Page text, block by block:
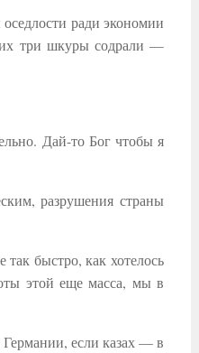
ради экономии
три шкуры содрали —
Дай-то Бог чтобы я
разрушения страны
быстро, как хотелось
этой еще масса, мы в
если казах — в